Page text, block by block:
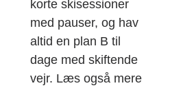
korte skisessioner
med pauser, og hav
altid en plan B til
dage med skiftende
vejr. Læs også mere